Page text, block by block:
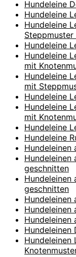
Hundeleine
Hundeleine
Hundeleine
Hundeleine
Hundeleine
mit
Hundeleine
mit
Hundeleine
Hundeleine
mit
Hundeleine
Hundeleine
Hundeleinen
Hundeleinen
geschnitten
Hundeleinen
geschnitten
Hundeleinen
Hundeleinen
Hundeleinen
Hundeleinen